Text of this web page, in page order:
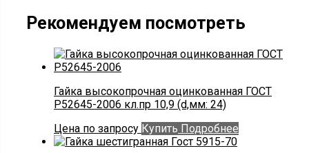
Рекомендуем посмотреть
Гайка высокопрочная оцинкованная ГОСТ
Р52645-2006 кл.пр 10,9 (d,мм: 24)
Цена по запросу Купить Подробнее